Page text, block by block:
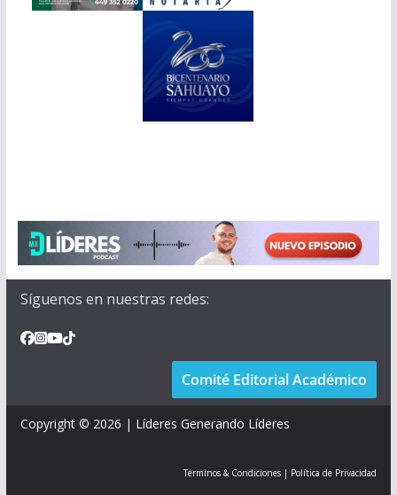
Síguenos en nuestras redes:
Comité Editorial Académico
Copyright © 2026 | Líderes Generando Líderes
Términos & Condiciones | Política de Privacidad